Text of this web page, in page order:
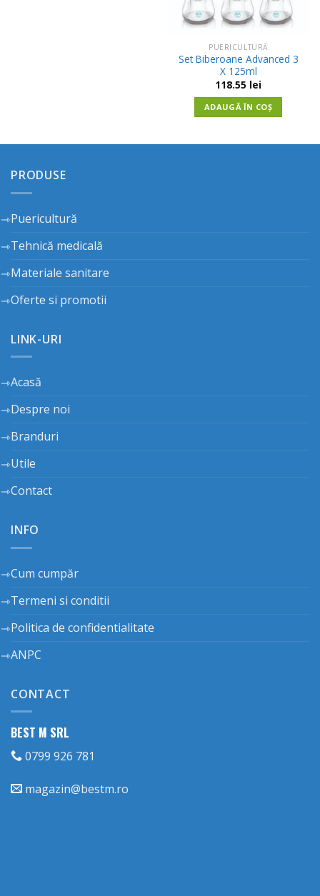
PUERICULTURĂ
Set Biberoane Advanced 3
X 125ml
118.55 lei
ADAUGĂ ÎN COȘ
PRODUSE
Puericultură
Tehnică medicală
Materiale sanitare
Oferte si promotii
LINK-URI
Acasă
Despre noi
Branduri
Utile
Contact
INFO
Cum cumpăr
Termeni si conditii
Politica de confidentialitate
ANPC
CONTACT
BEST M SRL
0799 926 781
magazin@bestm.ro